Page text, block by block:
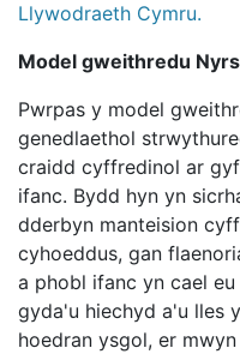
Llywodraeth Cymru.
Model gweithredu
Pwrpas y model
genedlaethol
craidd cyffredinol ar
ifanc. Bydd hyn yn
dderbyn manteision
cyhoeddus, gan
a phobl ifanc yn cael
gyda'u hiechyd a'u lles
hoedran ysgol, er